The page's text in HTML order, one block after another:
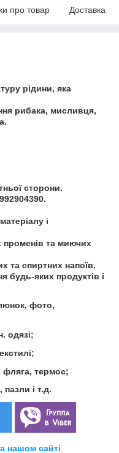
про товар Доставка
рідини, яка
рибака, мисливця,
сторони.
і
променів та миючих
та спиртних напоїв.
будь-яких продуктів і
фото,
одязі;
фляга, термос;
і т.д.
нашом сайті